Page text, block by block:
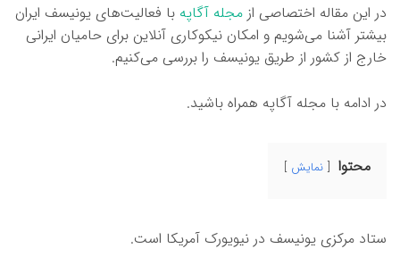
در این مقاله اختصاصی از مجله آگاپه با فعالیت‌های یونیسف ایران
بیشتر آشنا می‌شویم و امکان نیکوکاری آنلاین برای حامیان ایرانی
خارج از کشور از طریق یونیسف را بررسی می‌کنیم.
در ادامه با مجله آگاپه همراه باشید.
محتوا نمایش
ستاد مرکزی یونیسف در نیویورک آمریکا است.